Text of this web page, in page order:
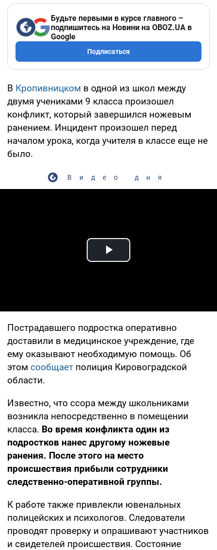
Будьте первыми в курсе главного –
подпишитесь на Новини на OBOZ.UA в
Google
Подписаться
В Кропивницком в одной из школ между
двумя учениками 9 класса произошел
конфликт, который завершился ножевым
ранением. Инцидент произошел перед
началом урока, когда учителя в классе еще не
было.
Видео дня
Play Video
Пострадавшего подростка оперативно
доставили в медицинское учреждение, где
ему оказывают необходимую помощь. Об
этом сообщает полиция Кировоградской
области.
Известно, что ссора между школьниками
возникла непосредственно в помещении
класса. Во время конфликта один из
подростков нанес другому ножевые
ранения. После этого на место
происшествия прибыли сотрудники
следственно-оперативной группы.
К работе также привлекли ювенальных
полицейских и психологов. Следователи
проводят проверку и опрашивают участников
и свидетелей происшествия. Состояние